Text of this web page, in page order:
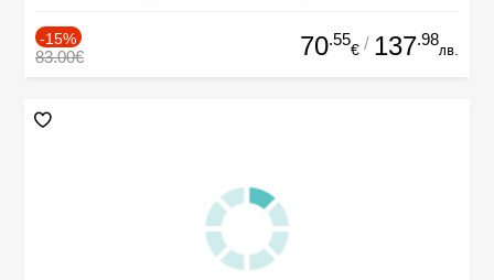
-15%
83.00€ 70.55
€ / 137.98
лв.